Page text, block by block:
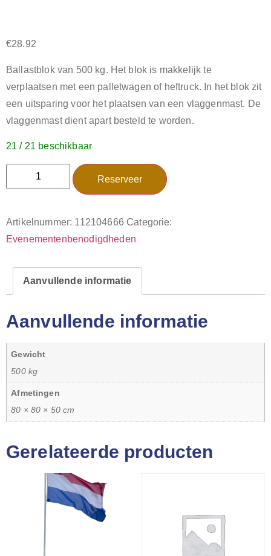
€28.92
Ballastblok van 500 kg. Het blok is makkelijk te
verplaatsen met een palletwagen of heftruck. In het blok zit
een uitsparing voor het plaatsen van een vlaggenmast. De
vlaggenmast dient apart besteld te worden.
21 / 21 beschikbaar
Reserveer
Artikelnummer: 112104666 Categorie:
Evenementenbenodigdheden
Aanvullende informatie
Aanvullende informatie
Gewicht
500 kg
Afmetingen
80 × 80 × 50 cm
Gerelateerde producten